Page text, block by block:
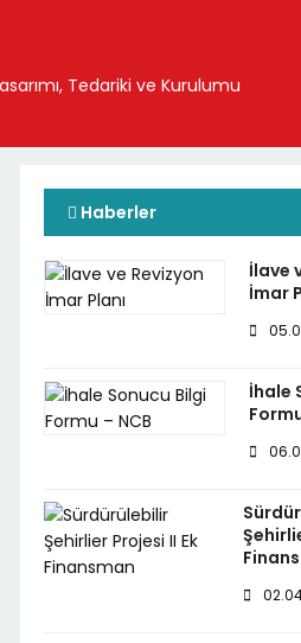
Tedariki ve Kurulumu
Haberler
İlave
İmar
İhale